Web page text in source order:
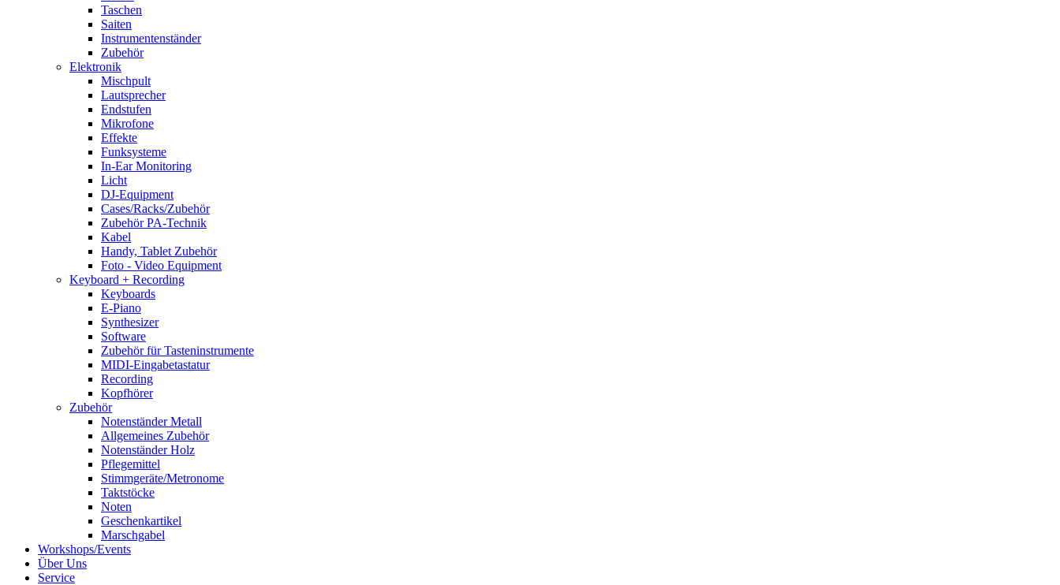
Taschen
Saiten
Instrumentenständer
Zubehör
Elektronik
Mischpult
Lautsprecher
Endstufen
Mikrofone
Effekte
Funksysteme
In-Ear Monitoring
Licht
DJ-Equipment
Cases/Racks/Zubehör
Zubehör PA-Technik
Kabel
Handy, Tablet Zubehör
Foto - Video Equipment
Keyboard + Recording
Keyboards
E-Piano
Synthesizer
Software
Zubehör für Tasteninstrumente
MIDI-Eingabetastatur
Recording
Kopfhörer
Zubehör
Notenständer Metall
Allgemeines Zubehör
Notenständer Holz
Pflegemittel
Stimmgeräte/Metronome
Taktstöcke
Noten
Geschenkartikel
Marschgabel
Workshops/Events
Über Uns
Service